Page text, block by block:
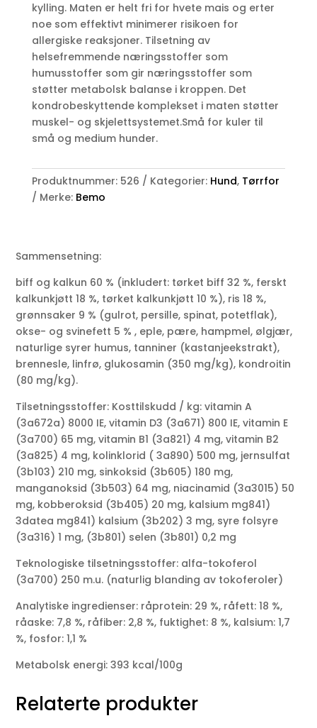
kylling. Maten er helt fri for hvete mais og erter
noe som effektivt minimerer risikoen for
allergiske reaksjoner. Tilsetning av
helsefremmende næringsstoffer som
humusstoffer som gir næringsstoffer som
støtter metabolsk balanse i kroppen. Det
kondrobeskyttende komplekset i maten støtter
muskel- og skjelettsystemet.Små for kuler til
små og medium hunder.
Produktnummer: 526 Kategorier: Hund, Tørrfor
Merke: Bemo
Sammensetning:
biff og kalkun 60 % (inkludert: tørket biff 32 %, ferskt
kalkunkjøtt 18 %, tørket kalkunkjøtt 10 %), ris 18 %,
grønnsaker 9 % (gulrot, persille, spinat, potetflak),
okse- og svinefett 5 % , eple, pære, hampmel, ølgjær,
naturlige syrer humus, tanniner (kastanjeekstrakt),
brennesle, linfrø, glukosamin (350 mg/kg), kondroitin
(80 mg/kg).
Tilsetningsstoffer: Kosttilskudd / kg: vitamin A
(3a672a) 8000 IE, vitamin D3 (3a671) 800 IE, vitamin E
(3a700) 65 mg, vitamin B1 (3a821) 4 mg, vitamin B2
(3a825) 4 mg, kolinklorid ( 3a890) 500 mg, jernsulfat
(3b103) 210 mg, sinkoksid (3b605) 180 mg,
manganoksid (3b503) 64 mg, niacinamid (3a3015) 50
mg, kobberoksid (3b405) 20 mg, kalsium mg841)
3datea mg841) kalsium (3b202) 3 mg, syre folsyre
(3a316) 1 mg, (3b801) selen (3b801) 0,2 mg
Teknologiske tilsetningsstoffer: alfa-tokoferol
(3a700) 250 m.u. (naturlig blanding av tokoferoler)
Analytiske ingredienser: råprotein: 29 %, råfett: 18 %,
råaske: 7,8 %, råfiber: 2,8 %, fuktighet: 8 %, kalsium: 1,7
%, fosfor: 1,1 %
Metabolsk energi: 393 kcal/100g
Relaterte produkter